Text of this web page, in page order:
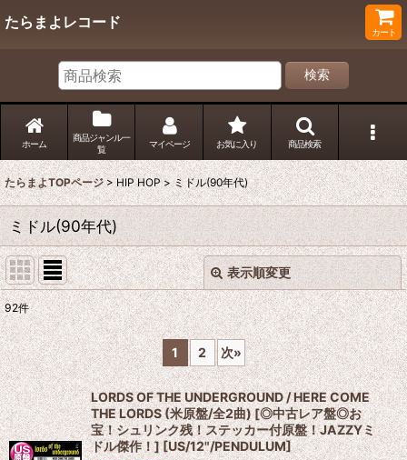
たらまよレコード
カート
検索
ホーム
商品ジャンル一
覧
マイページ お気に入り 商品検索
たらまよTOPページ > HIP HOP > ミドル(90年代)
ミドル(90年代)
表示順変更
表示数:
並び順:
絞り込む
閉じる
92件
1 2 次»
LORDS OF THE UNDERGROUND / HERE COME
THE LORDS (米原盤/全2曲) [◎中古レア盤◎お
宝！シュリンク残！ステッカー付原盤！JAZZYミ
ドル傑作！] [US/12"/PENDULUM]